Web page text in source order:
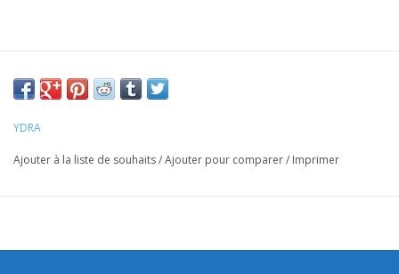
YDRA
Ajouter à la liste de souhaits/Ajouter pour comparer/ Imprimer